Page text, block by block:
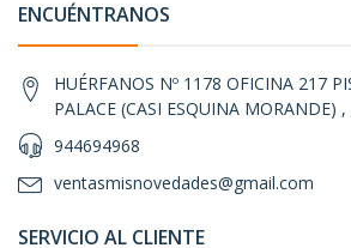
ENCUÉNTRANOS
HUÉRFANOS Nº 1178 OFICINA 217
PALACE (CASI ESQUINA MORANDE)
944694968
ventasmisnovedades@gmail.com
SERVICIO AL CLIENTE